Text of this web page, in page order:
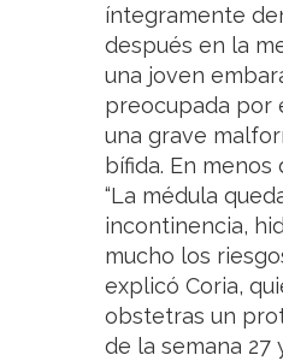
íntegramente
después en la
una joven
preocupada por
una grave
bífida. En
“La médula
incontinencia,
mucho los
explicó Coria,
obstetras un
de la semana 27